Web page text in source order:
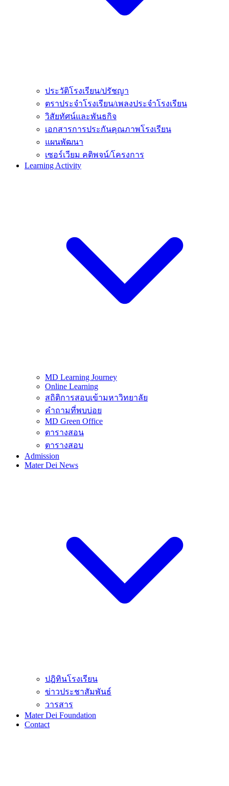
ประวัติโรงเรียน/ปรัชญา
ตราประจำโรงเรียน/เพลงประจำโรงเรียน
วิสัยทัศน์และพันธกิจ
เอกสารการประกันคุณภาพโรงเรียน
แผนพัฒนา
เซอร์เวียม คติพจน์/โครงการ
Learning Activity
MD Learning Journey
Online Learning
สถิติการสอบเข้ามหาวิทยาลัย
คำถามที่พบบ่อย
MD Green Office
ตารางสอน
ตารางสอบ
Admission
Mater Dei News
ปฎิทินโรงเรียน
ข่าวประชาสัมพันธ์
วารสาร
Mater Dei Foundation
Contact